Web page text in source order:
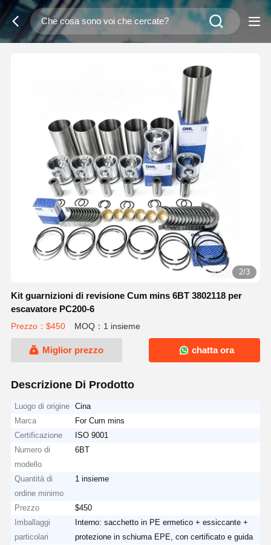
2/3
Kit guarnizioni di revisione Cum mins 6BT 3802118 per
escavatore PC200-6
Prezzo：$450 MOQ：1 insieme
Miglior prezzo chatta ora
Descrizione Di Prodotto
Luogo di origine
Cina
Marca
For Cum mins
Certificazione
ISO 9001
Numero di
modello
6BT
Quantità di
ordine minimo
1 insieme
Prezzo
$450
Imballaggi
particolari
Interno: sacchetto in PE ermetico + essiccante +
protezione in schiuma EPE, con certificato e guida